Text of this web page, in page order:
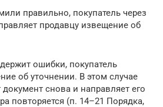
правильно, покупатель через
продавцу извещение об
ошибки, покупатель
об уточнении. В этом случае
снова и направляет его
повторяется (п. 14–21 Порядка,